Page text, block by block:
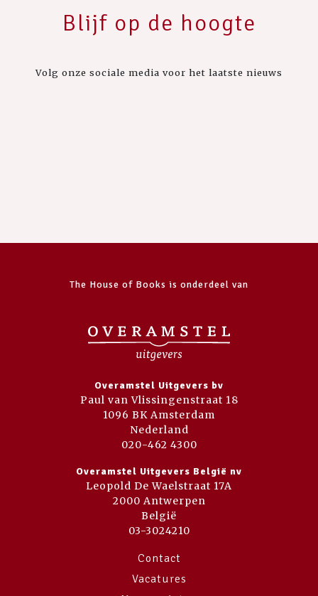
Blijf op de hoogte
Volg onze sociale media voor het laatste nieuws
The House of Books is onderdeel van
Overamstel Uitgevers bv
Paul van Vlissingenstraat 18
1096 BK Amsterdam
Nederland
020-462 4300
Overamstel Uitgevers België nv
Leopold De Waelstraat 17A
2000 Antwerpen
België
03-3024210
Contact
Vacatures